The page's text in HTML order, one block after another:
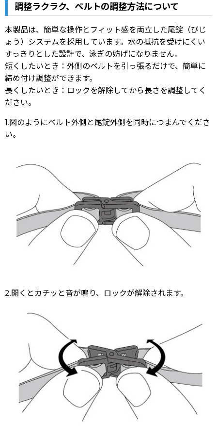
調整ラクラク、ベルトの調整方法について
本製品は、簡単な操作とフィット感を両立した尾錠（びじ
ょう）システムを採用しています。水の抵抗を受けにくい
すっきりとした設計で、泳ぎの妨げになりません。
短くしたいとき： 外側のベルトを引っ張るだけで、簡単に
締め付け調整ができます。
長くしたいとき： ロックを解除してから長さを調整してく
ださい。
1.図のようにベルト外側と尾錠外側を同時につまんでくださ
い。
2.開くとカチッと音が鳴り、ロックが解除されます。